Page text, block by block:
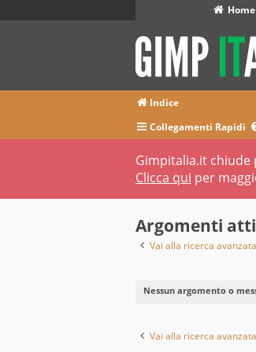
Home
Indice
Collegamenti Rapidi
Gimpitalia.it chiude
Clicca qui per
Argomenti
Vai alla ricerca avanzata
Nessun argomento o
Vai alla ricerca avanzata